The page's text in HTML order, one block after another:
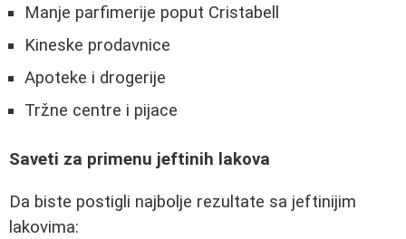
Manje parfimerije poput Cristabell
Kineske prodavnice
Apoteke i drogerije
Tržne centre i pijace
Saveti za primenu jeftinih lakova
Da biste postigli najbolje rezultate sa jeftinijim
lakovima: